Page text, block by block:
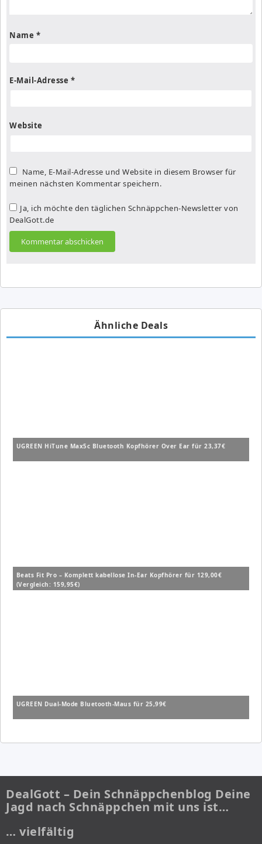
Name *
E-Mail-Adresse *
Website
Name, E-Mail-Adresse und Website in diesem Browser für
meinen nächsten Kommentar speichern.
Ja, ich möchte den täglichen Schnäppchen-Newsletter von
DealGott.de
Ähnliche Deals
UGREEN HiTune Max5c Bluetooth Kopfhörer Over Ear für 23,37€
Beats Fit Pro – Komplett kabellose In-Ear Kopfhörer für 129,00€
(Vergleich: 159,95€)
UGREEN Dual-Mode Bluetooth-Maus für 25,99€
DealGott – Dein Schnäppchenblog Deine
Jagd nach Schnäppchen mit uns ist…
… vielfältig